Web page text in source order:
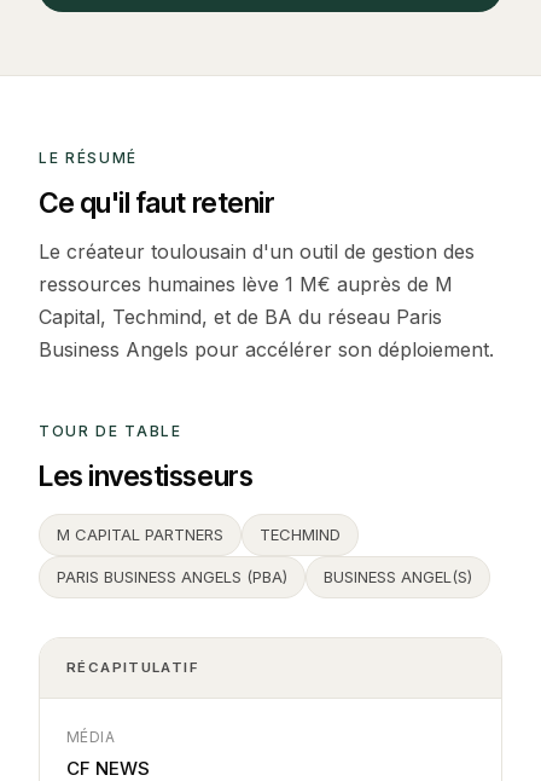
LE RÉSUMÉ
Ce qu'il faut retenir
Le créateur toulousain d'un outil de gestion des
ressources humaines lève 1 M€ auprès de M
Capital, Techmind, et de BA du réseau Paris
Business Angels pour accélérer son déploiement.
TOUR DE TABLE
Les investisseurs
M CAPITAL PARTNERS TECHMIND
PARIS BUSINESS ANGELS (PBA) BUSINESS ANGEL(S)
RÉCAPITULATIF
MÉDIA
CF NEWS